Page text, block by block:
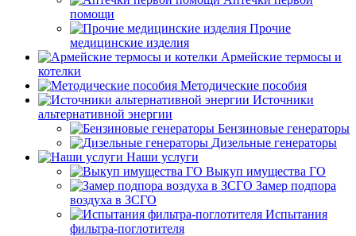
помощи
Прочие
медицинские изделия
Армейские термосы и
котелки
Методические пособия
Источники
альтернативной энергии
Бензиновые генераторы
Дизельные генераторы
Наши услуги
Выкуп имущества ГО
Замер подпора
воздуха в ЗСГО
Испытания
фильтра-поглотителя